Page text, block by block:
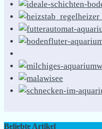
Beliebte Artikel